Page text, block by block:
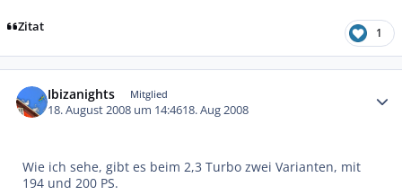
Zitat 1
Ibizanights Mitglied
18. August 2008 um 14:4618. Aug 2008
Wie ich sehe, gibt es beim 2,3 Turbo zwei Varianten, mit
194 und 200 PS.